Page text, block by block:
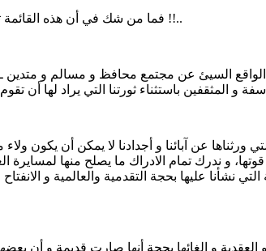
فما من شك في أن هذه القائمة تنتمي انتماء أصيلا إلى حقل دلالي موبوء و مزكوم بفيروس يمكن أن نسميه –تجوزا- بفيروس :(انفلوانزا الانحدار) !!..
السيئ عن مجتمع محافظ و مسالم و
ورثناها عن آبائنا و أجدادنا لا يمكن أن
و ندرك تمام الادراك ما يصلح منها لمسايرة
نشأنا عليها بحجة التقدمية والعالمية و
العقدية و إلغائها بحجة أنها صارت قديمة و أن